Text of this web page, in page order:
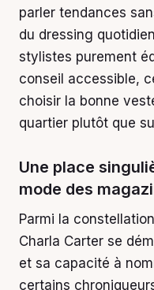
parler tendances
du dressing
stylistes purement
conseil accessible,
choisir la bonne
quartier plutôt que
Une place
mode des
Parmi la
Charla Carter se
et sa capacité à
certains